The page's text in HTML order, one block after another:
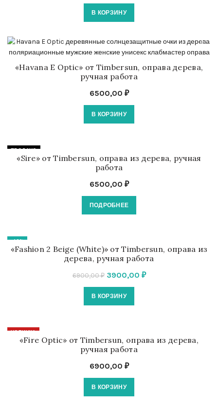
В КОРЗИНУ
«Havana E Optic» от Timbersun, оправа дерева,
ручная работа
6500,00 ₽
В КОРЗИНУ
ПРОДАНО
«Sire» от Timbersun, оправа из дерева, ручная
работа
6500,00 ₽
ПОДРОБНЕЕ
-43%
«Fashion 2 Beige (White)» от Timbersun, оправа из
дерева, ручная работа
6900,00₽ Первоначальная
цена
составляла
3900,00 ₽Текущая
В КОРЗИНУ
НОВИНКА
«Fire Optic» от Timbersun, оправа из дерева,
ручная работа
6900,00 ₽
В КОРЗИНУ